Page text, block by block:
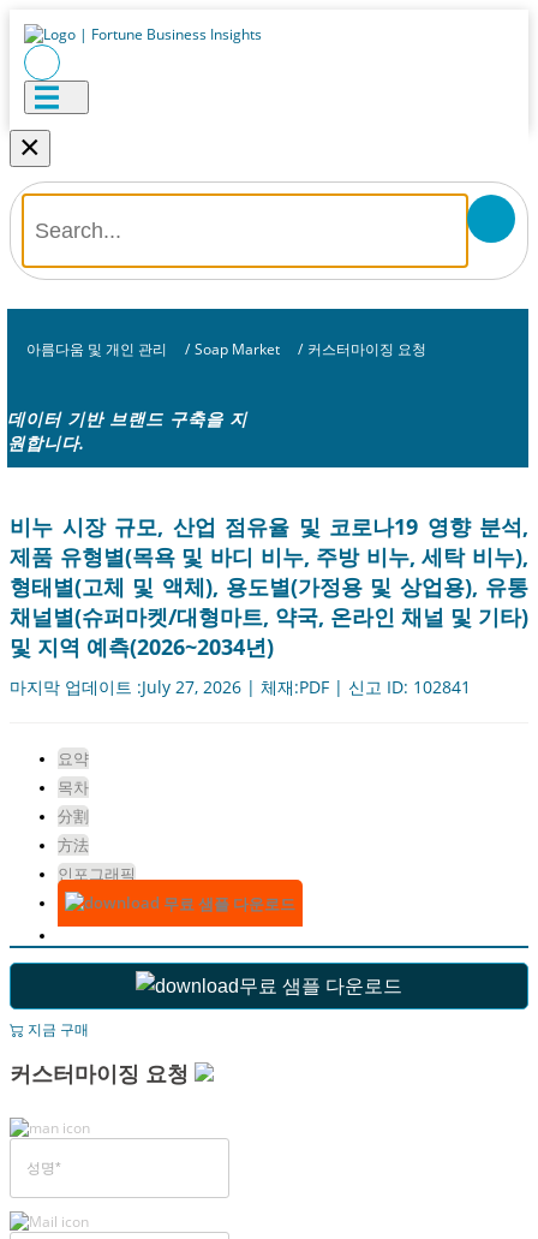
×
아름다움 및 개인 관리 / Soap Market / 커스터마이징 요청
데이터 기반 브랜드 구축을 지
원합니다.
비누 시장 규모, 산업 점유율 및 코로나19 영향 분석,
제품 유형별(목욕 및 바디 비누, 주방 비누, 세탁 비누),
형태별(고체 및 액체), 용도별(가정용 및 상업용), 유통
채널별(슈퍼마켓/대형마트, 약국, 온라인 채널 및 기타)
및 지역 예측(2026~2034년)
마지막 업데이트 :July 27, 2026 | 체재:PDF | 신고 ID: 102841
요약
목차
分割
方法
인포그래픽
무료 샘플 다운로드
무료 샘플 다운로드
지금 구매
커스터마이징 요청